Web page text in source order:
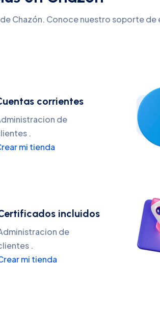
Chazón. Conoce nuestro soporte de
corrientes
de
.
mi tienda
incluidos
de
.
mi tienda